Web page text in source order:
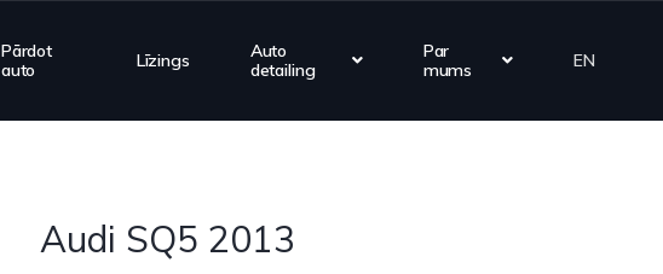
Pārdot
auto
Līzings
Auto
detailing
Par
mums
EN
Audi SQ5 2013